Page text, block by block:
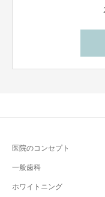
医院のコンセプト
一般歯科
ホワイトニング